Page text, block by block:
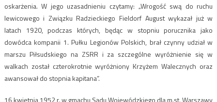
oskarżenia. W jego uzasadnieniu czytamy: „Wrogość swą do ruchu
lewicowego i Związku Radzieckiego Fieldorf August wykazał już w
latach 1920, podczas których, będąc w stopniu porucznika jako
dowódca kompanii 1. Pułku Legionów Polskich, brał czynny udział w
marszu Piłsudskiego na ZSRR i za szczególne wyróżnienie się w
walkach został czterokrotnie wyróżniony Krzyżem Walecznych oraz
awansował do stopnia kapitana”.
16 kwietnia 1952 r. w gmachu Sądu Wojewódzkiego dla m.st. Warszawy